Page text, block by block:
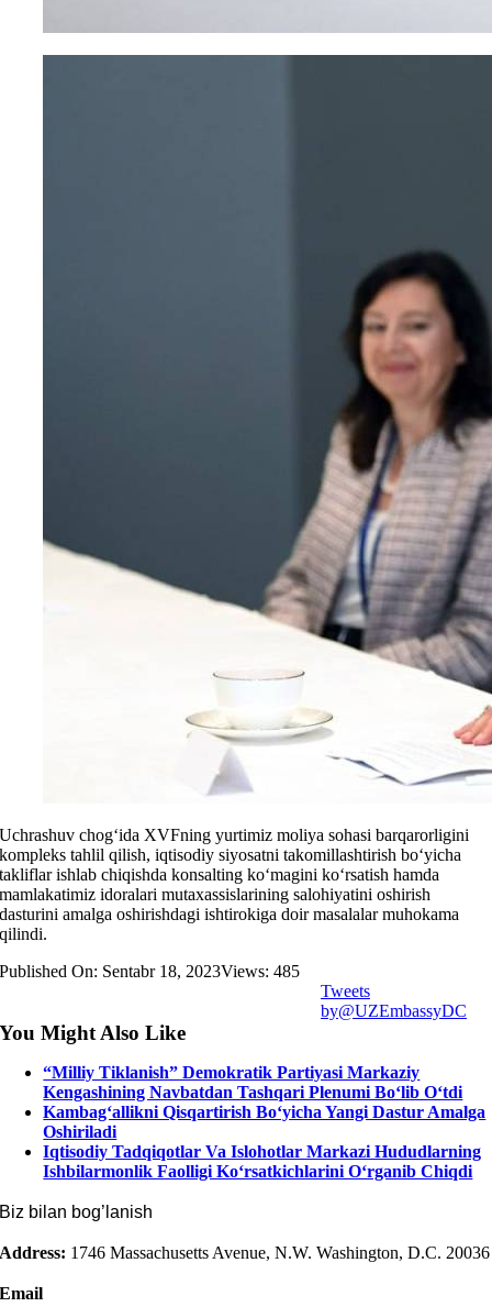
Uchrashuv chog‘ida XVFning yurtimiz moliya sohasi barqarorligini
kompleks tahlil qilish, iqtisodiy siyosatni takomillashtirish bo‘yicha
takliflar ishlab chiqishda konsalting ko‘magini ko‘rsatish hamda
mamlakatimiz idoralari mutaxassislarining salohiyatini oshirish
dasturini amalga oshirishdagi ishtirokiga doir masalalar muhokama
qilindi.
Published On: Sentabr 18, 2023Views: 485
Tweets
by@UZEmbassyDC
You Might Also Like
“Milliy Tiklanish” Demokratik Partiyasi Markaziy
Kengashining Navbatdan Tashqari Plenumi Bo‘lib O‘tdi
Kambag‘allikni Qisqartirish Bo‘yicha Yangi Dastur Amalga
Oshiriladi
Iqtisodiy Tadqiqotlar Va Islohotlar Markazi Hududlarning
Ishbilarmonlik Faolligi Ko‘rsatkichlarini O‘rganib Chiqdi
Biz bilan bog’lanish
Address: 1746 Massachusetts Avenue, N.W. Washington, D.C. 20036
Email